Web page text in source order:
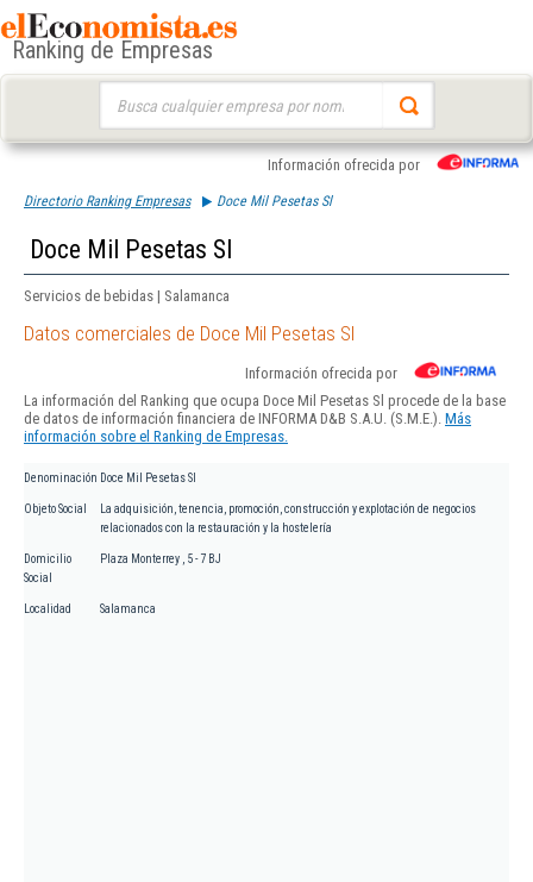
Ranking de Empresas
Información ofrecida por
Directorio Ranking Empresas Doce Mil Pesetas Sl
Doce Mil Pesetas Sl
Servicios de bebidas | Salamanca
Datos comerciales de Doce Mil Pesetas Sl
Información ofrecida por
La información del Ranking que ocupa Doce Mil Pesetas Sl procede de la base
de datos de información financiera de INFORMA D&B S.A.U. (S.M.E.). Más
información sobre el Ranking de Empresas.
Denominación Doce Mil Pesetas Sl
Objeto Social
La adquisición, tenencia, promoción, construcción y explotación de negocios
relacionados con la restauración y la hostelería
Domicilio
Social
Plaza Monterrey , 5 - 7 BJ
Localidad Salamanca